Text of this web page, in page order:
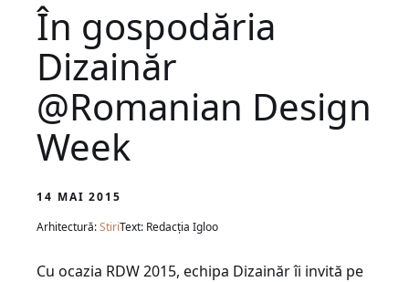
În gospodăria
Dizainăr
@Romanian Design
Week
14 MAI 2015
Arhitectură:StiriText: Redacția Igloo
Cu ocazia RDW 2015, echipa Dizainăr îi invită pe